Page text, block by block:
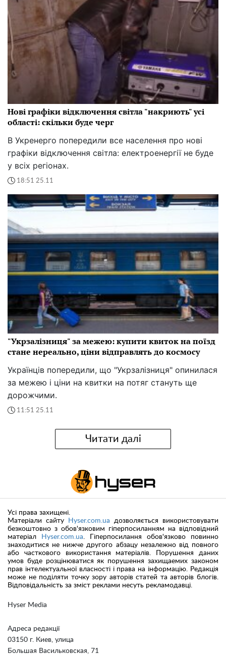
Нові графіки відключення світла "накриють" усі
області: скільки буде черг
В Укренерго попередили все населення про нові
графіки відключення світла: електроенергії не буде
у всіх регіонах.
18:51 25.11
"Укрзалізниця" за межею: купити квиток на поїзд
стане нереально, ціни відправлять до космосу
Українців попередили, що "Укрзалізниця" опинилася
за межею і ціни на квитки на потяг стануть ще
дорожчими.
11:51 25.11
Читати далі
Hyser Media
Адреса редакції
03150 г. Киев, улица
Большая Васильковская, 71
Усі права захищені.
Матеріали сайту
Hyser.com.ua дозволяється використовувати
безкоштовно з обов'язковим гіперпосиланням на відповідний
матеріал
Hyser.com.ua. Гіперпосилання обов'язково повинно
знаходитися не нижче другого абзацу незалежно від повного
або часткового використання матеріалів. Порушення даних
умов буде розцінюватися як порушення захищаемих законом
прав інтелектуальної власності і права на інформацію. Редакція
може не поділяти точку зору авторів статей та авторів блогів.
Відповідальність за зміст реклами несуть рекламодавці.